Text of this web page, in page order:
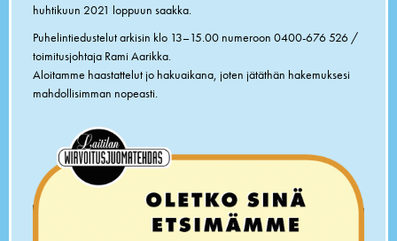
huhtikuun 2021 loppuun saakka.
Puhelintiedustelut arkisin klo 13–15.00 numeroon 0400-676 526 /
toimitusjohtaja Rami Aarikka.
Aloitamme haastattelut jo hakuaikana, joten jätäthän hakemuksesi
mahdollisimman nopeasti.